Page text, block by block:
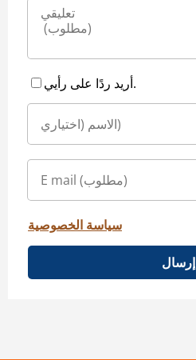
أريد ردًا على رأيي.
سياسة الخصوصية
إرسال